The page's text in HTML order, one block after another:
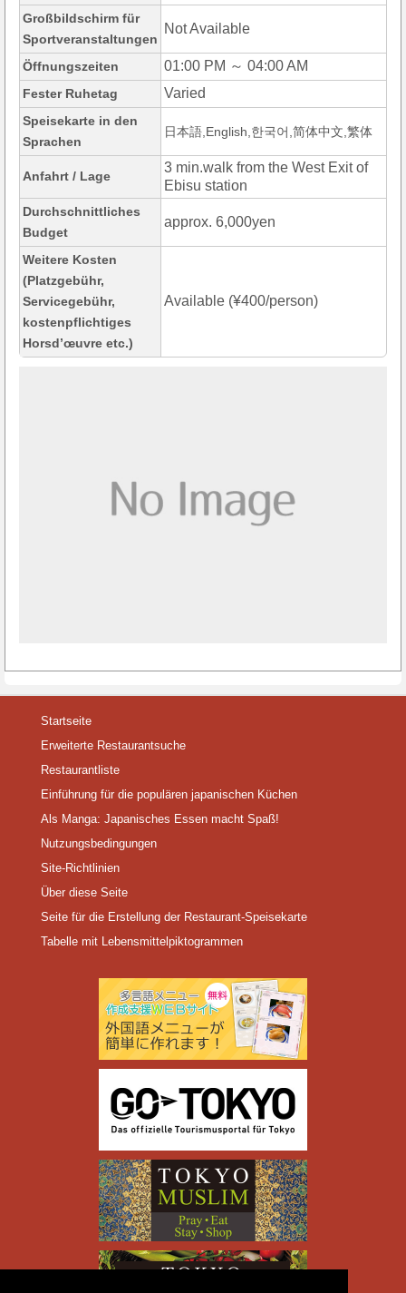
Großbildschirm für
Sportveranstaltungen
Not Available
Öffnungszeiten 01:00 PM ～ 04:00 AM
Fester Ruhetag Varied
Speisekarte in den
Sprachen
日本語,English,한국어,简体中文,繁体
Anfahrt / Lage
3 min.walk from the West Exit of
Ebisu station
Durchschnittliches
Budget
approx. 6,000yen
Weitere Kosten
(Platzgebühr,
Servicegebühr,
kostenpflichtiges
Horsd’œuvre etc.)
Available (¥400/person)
Startseite
Erweiterte Restaurantsuche
Restaurantliste
Einführung für die populären japanischen Küchen
Als Manga: Japanisches Essen macht Spaß!
Nutzungsbedingungen
Site-Richtlinien
Über diese Seite
Seite für die Erstellung der Restaurant-Speisekarte
Tabelle mit Lebensmittelpiktogrammen